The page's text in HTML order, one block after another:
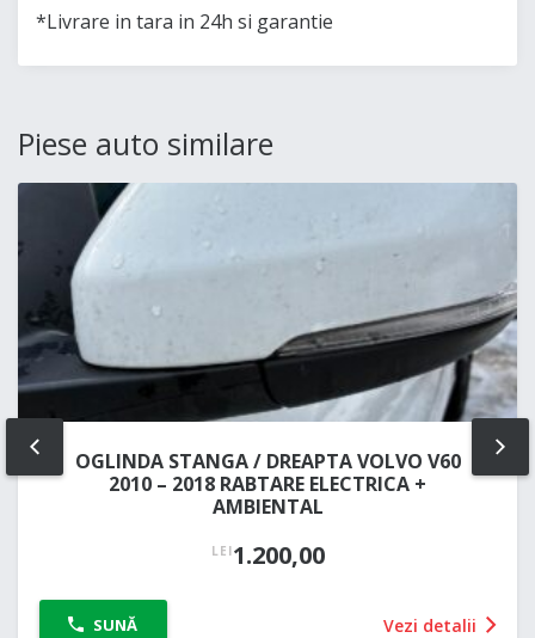
*Livrare in tara in 24h si garantie
Piese auto similare
OGLINDA STANGA / DREAPTA VOLVO V60
2010 – 2018 RABTARE ELECTRICA +
AMBIENTAL
LEI1.200,00
SUNĂ Vezi detalii
PREV